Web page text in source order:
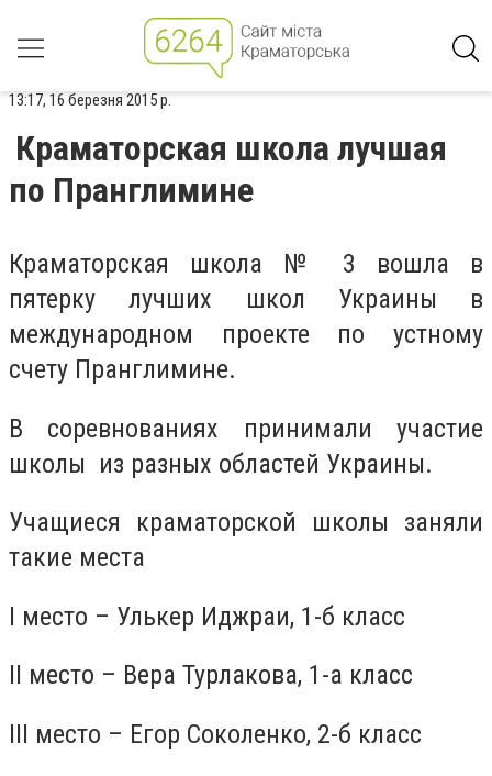
13:17, 16 березня 2015 р.
Краматорская школа лучшая
по Пранглимине
Краматорская школа № 3 вошла в
пятерку лучших школ Украины в
международном проекте по устному
счету Пранглимине.
В соревнованиях принимали участие
школы из разных областей Украины.
Учащиеся краматорской школы заняли
такие места
I место – Улькер Иджраи, 1-б класс
II место – Вера Турлакова, 1-а класс
III место – Егор Соколенко, 2-б класс